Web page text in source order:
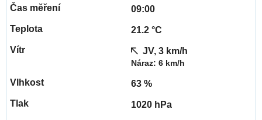
09:00
21.2 °C
JV, 3 km/h
Náraz: 6 km/h
63 %
1020 hPa